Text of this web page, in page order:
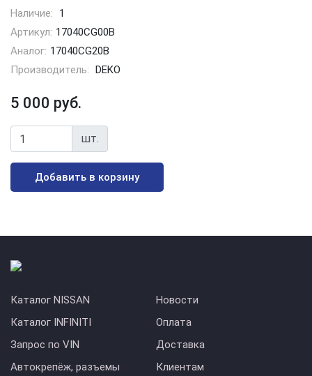
Наличие:
1
Артикул: 17040CG00B
Аналог: 17040CG20B
Производитель: DEKO
5 000 руб.
шт.
Добавить в корзину
Каталог NISSAN
Каталог INFINITI
Запрос по VIN
Автокрепёж, разъемы
Новости
Оплата
Доставка
Клиентам